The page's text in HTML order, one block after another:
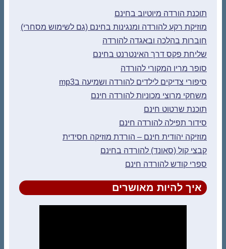
תוכנת הורדה מיוטיוב בחינם
מוזיקת רקע להורדה ומנגינות בחינם (גם לשימוש מסחרי)
חוברות בהלכה ובאגדה להורדה
שליחת פקס דרך האינטרנט בחינם
סופר מריו המקורי להורדה
סיפורי צדיקים לילדים להורדה ושמיעה בmp3
משחקי מרוצי מכוניות להורדה חינם
תוכנת שרטוט חינם
סידור תפילה להורדה חינם
מוזיקה יהודית חינם – הורדת מוזיקה חסידית
קבצי קול (סאונד) להורדה בחינם
ספרי קודש להורדה חינם
איך להיות מאושרים